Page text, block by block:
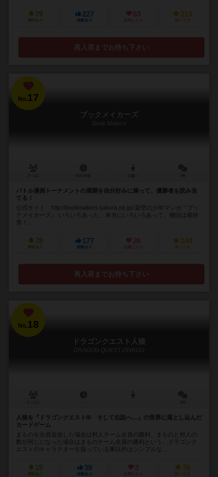
79
興味あり
227
経験あり
53
お気に入り
213
持ってる
再入荷までお待ち下さい
No.17
ブックメイカーズ
Book Makers
バトル漫画トーナメントの展開を自分好みに操って、優勝者を読み当
てる！
公式サイト http://bookmakers.sakura.ne.jp/ 架空の少年マンガ『ブッ
クメイカーズ』 いろいろあった。本当にいろいろあって、物語は最終
章！...
78
興味あり
177
経験あり
26
お気に入り
144
持ってる
再入荷までお待ち下さい
No.18
ドラゴンクエスト人狼
DRAGON QUEST ZINROU
人狼を『ドラゴンクエストⅢ そして伝説へ…』の世界に落とし込んだ
カードゲーム
まものを全員追放した場合は村人チーム全員の勝利、まものと村人の
数が同じになった場合はまものチーム全員の勝利という、ドラゴンク
エストのキャラクターを扱っている事以外はシンプルな...
15
興味あり
39
経験あり
3
お気に入り
76
持ってる